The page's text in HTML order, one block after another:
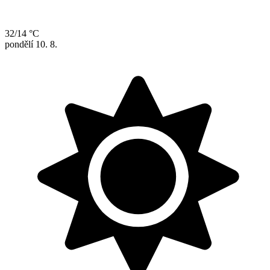
32/14 °C
pondělí 10. 8.